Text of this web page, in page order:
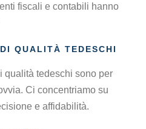
fiscali e contabili hanno
QUALITÀ TEDESCHI
qualità tedeschi sono per
Ci concentriamo su
e affidabilità.